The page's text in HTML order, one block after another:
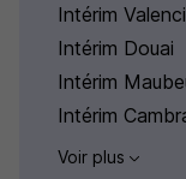
Intérim
Intérim Douai
Intérim
Intérim
Voir plus